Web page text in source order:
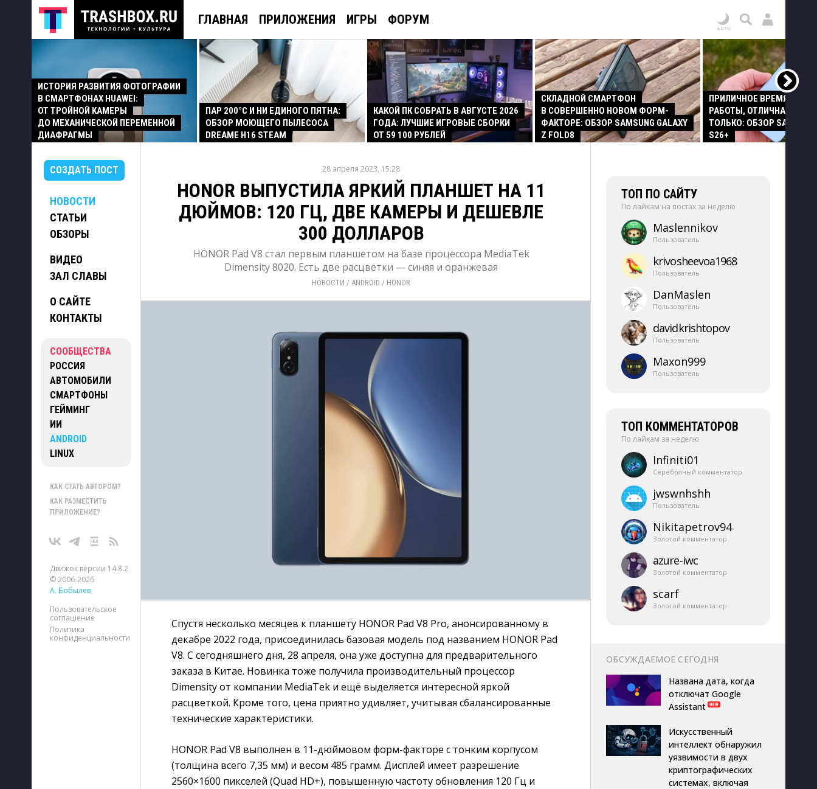
ГЛАВНАЯ ПРИЛОЖЕНИЯ ИГРЫ ФОРУМ
ИСТОРИЯ РАЗВИТИЯ ФОТОГРАФИИ
В СМАРТФОНАХ HUAWEI:
ОТ ТРОЙНОЙ КАМЕРЫ
ДО МЕХАНИЧЕСКОЙ ПЕРЕМЕННОЙ
ДИАФРАГМЫ
ПАР 200°C И НИ ЕДИНОГО ПЯТНА:
ОБЗОР МОЮЩЕГО ПЫЛЕСОСА
DREAME H16 STEAM
КАКОЙ ПК СОБРАТЬ В АВГУСТЕ 2026
ГОДА: ЛУЧШИЕ ИГРОВЫЕ СБОРКИ
ОТ 59 100 РУБЛЕЙ
СКЛАДНОЙ СМАРТФОН
В СОВЕРШЕННО НОВОМ ФОРМ-
ФАКТОРЕ: ОБЗОР SAMSUNG GALAXY
Z FOLD8
ПРИЛИЧНОЕ ВРЕМЯ
РАБОТЫ, ОТЛИЧНАЯ
ТОЛЬКО: ОБЗОР SAMSUNG
S26+
СОЗДАТЬ ПОСТ
НОВОСТИ
СТАТЬИ
ОБЗОРЫ
ВИДЕО
ЗАЛ СЛАВЫ
О САЙТЕ
КОНТАКТЫ
СООБЩЕСТВА
РОССИЯ
АВТОМОБИЛИ
СМАРТФОНЫ
ГЕЙМИНГ
ИИ
ANDROID
LINUX
КАК СТАТЬ АВТОРОМ?
КАК РАЗМЕСТИТЬ
ПРИЛОЖЕНИЕ?
Движок версии 14.8.2
© 2006-2026
А. Бобылев
Пользовательское
соглашение
Политика
конфиденциальности
28 апреля 2023, 15:28
HONOR ВЫПУСТИЛА ЯРКИЙ ПЛАНШЕТ НА 11
ДЮЙМОВ: 120 ГЦ, ДВЕ КАМЕРЫ И ДЕШЕВЛЕ
300 ДОЛЛАРОВ
HONOR Pad V8 стал первым планшетом на базе процессора MediaTek
Dimensity 8020. Есть две расцветки — синяя и оранжевая
НОВОСТИ / ANDROID / HONOR
Спустя несколько месяцев к планшету HONOR Pad V8 Pro, анонсированному в
декабре 2022 года, присоединилась базовая модель под названием HONOR Pad
V8. С сегодняшнего дня, 28 апреля, она уже доступна для предварительного
заказа в Китае. Новинка тоже получила производительный процессор
Dimensity от компании MediaTek и ещё выделяется интересной яркой
расцветкой. Кроме того, цена приятно удивляет, учитывая сбалансированные
технические характеристики.
HONOR Pad V8 выполнен в 11-дюймовом форм-факторе с тонким корпусом
(толщина всего 7,35 мм) и весом 485 грамм. Дисплей имеет разрешение
2560×1600 пикселей (Quad HD+), повышенную частоту обновления 120 Гц и
ТОП ПО САЙТУ
По лайкам на постах за неделю
Maslennikov
Пользователь
krivosheevoa1968
Пользователь
DanMaslen
Пользователь
davidkrishtopov
Пользователь
Maxon999
Пользователь
ТОП КОММЕНТАТОРОВ
По лайкам за неделю
Infiniti01
Серебряный комментатор
jwswnhshh
Пользователь
Nikitapetrov94
Золотой комментатор
azure-​iwc
Золотой комментатор
scarf
Золотой комментатор
ОБСУЖДАЕМОЕ СЕГОДНЯ
Названа дата, когда
отключат Google
Assistant
Искусственный
интеллект обнаружил
уязвимости в двух
криптографических
системах, включая